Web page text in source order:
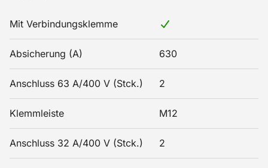
Mit Verbindungsklemme
Absicherung (A) 630
Anschluss 63 A/400 V (Stck.) 2
Klemmleiste M12
Anschluss 32 A/400 V (Stck.) 2